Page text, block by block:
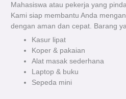
Mahasiswa atau pekerja yang
Kami siap membantu Anda
dengan aman dan cepat. Barang
Kasur lipat
Koper & pakaian
Alat masak sederhana
Laptop & buku
Sepeda mini